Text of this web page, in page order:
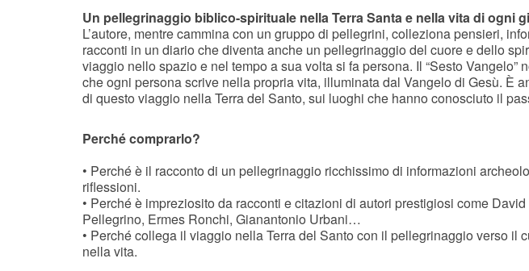
Un pellegrinaggio biblico-spirituale nella Terra Santa e nella vita di ogni
L’autore, mentre cammina con un gruppo di pellegrini, colleziona pensieri,
racconti in un diario che diventa anche un pellegrinaggio del cuore e dello
viaggio nello spazio e nel tempo a sua volta si fa persona. Il “Sesto Vangelo”
che ogni persona scrive nella propria vita, illuminata dal Vangelo di Gesù. È
di questo viaggio nella Terra del Santo, sui luoghi che hanno conosciuto il
Perché comprarlo?
• Perché è il racconto di un pellegrinaggio ricchissimo di informazioni
riflessioni.
• Perché è impreziosito da racconti e citazioni di autori prestigiosi come
Pellegrino, Ermes Ronchi, Gianantonio Urbani…
• Perché collega il viaggio nella Terra del Santo con il pellegrinaggio verso il
nella vita.